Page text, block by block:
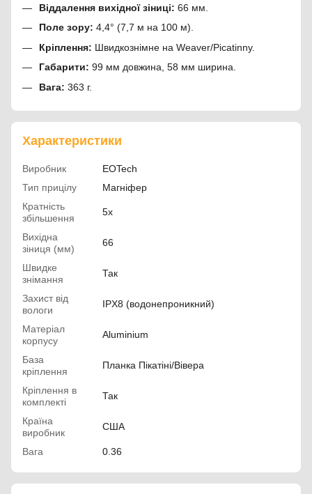
Віддалення вихідної зіниці: 66 мм.
Поле зору: 4,4° (7,7 м на 100 м).
Кріплення: Швидкознімне на Weaver/Picatinny.
Габарити: 99 мм довжина, 58 мм ширина.
Вага: 363 г.
Характеристики
Виробник
EOTech
Тип прицілу
Магніфер
Кратність
збільшення
5х
Вихідна
зіниця (мм)
66
Швидке
знімання
Так
Захист від
вологи
IPX8 (водонепроникний)
Матеріал
корпусу
Aluminium
База
кріплення
Планка Пікатіні/Вівера
Кріплення в
комплекті
Так
Країна
виробник
США
Вага 0.36